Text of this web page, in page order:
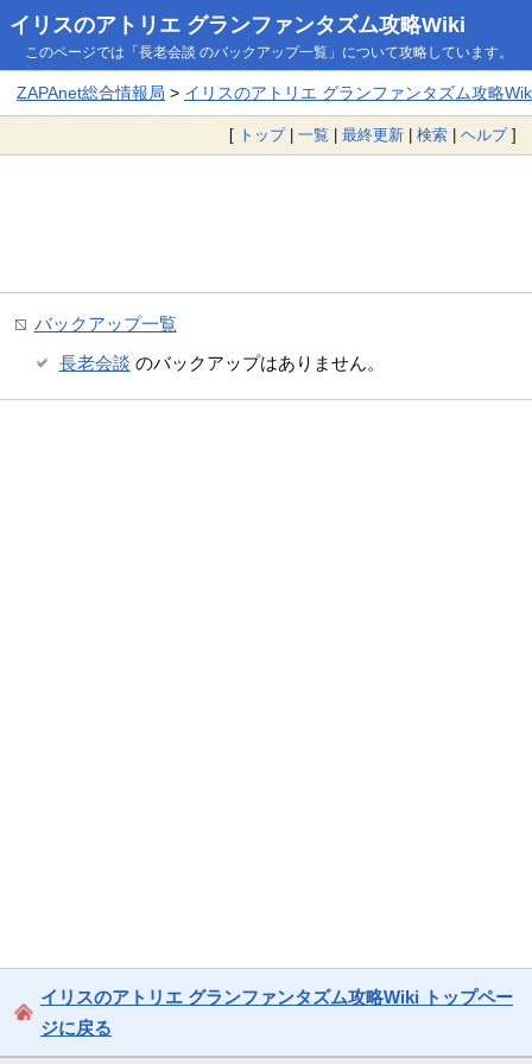
イリスのアトリエ グランファンタズム攻略Wiki
このページでは「長老会談 のバックアップ一覧」について攻略しています。
ZAPAnet総合情報局 > イリスのアトリエ グランファンタズム攻略
[ トップ| 一覧 | 最終更新 | 検索 | ヘルプ]
バックアップ一覧
長老会談 のバックアップはありません。
イリスのアトリエ グランファンタズム攻略Wiki トップペー
ジに戻る